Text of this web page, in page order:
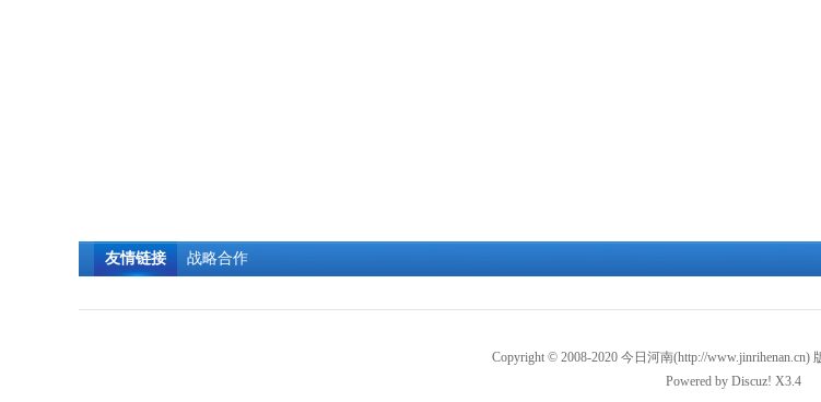
友情链接 战略合作
Copyright © 2008-2020 今日河南(http://www.jinrihenan.cn)
Powered by Discuz! X3.4